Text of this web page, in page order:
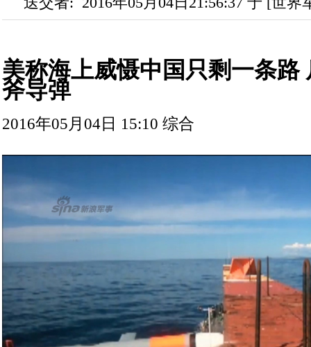
美称海上威慑中国只剩一条路
斧导弹
2016年05月04日 15:10 综合